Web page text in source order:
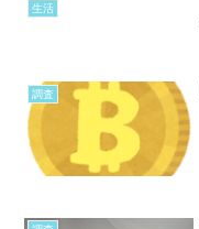
生活
調査